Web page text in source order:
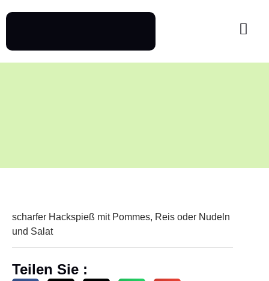
scharfer Hackspieß mit Pommes, Reis oder Nudeln
und Salat
Teilen Sie :